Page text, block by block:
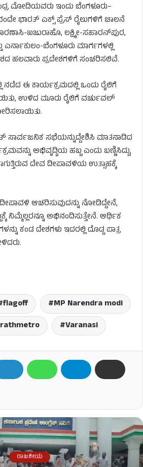
ಮೋದಿಯವರು ಇಂದು ಬೆಂಗಳೂರು–
ಭಾರತ್ ಎಕ್ಸ್​​​ಪ್ರೆಸ್ ರೈಲುಗಳಿಗೆ ಚಾಲನೆ
ಖಜುರಾಹೊ, ಲಕ್ಷ್ಮೀ-ಸಹಾರನ್‌ಪುರ,
ಬೆಂಗಳೂರು ಮಾರ್ಗಗಳಲ್ಲಿ
ಹಲವಾರು ಪ್ರದೇಶಗಳಿಗೆ ಸಂಚರಿಸಲಿವೆ.
ನಡೆದ ಈ ಕಾರ್ಯಕ್ರಮದಲ್ಲಿ ಒಂದು ರೈಲಿಗೆ
ಉಳಿದ ಮೂರು ರೈಲಿಗೆ ವರ್ಚುವಲ್
ಸಾರ್ವಜನಿಕ ಸಭೆಯನ್ನುದ್ದೇಶಿಸಿ ಮಾತನಾಡಿದ
ಅಭಿವೃದ್ಧಿಯ ಹಬ್ಬಎಂದು ಬಣ್ಣಿಸಿದ್ದು,
ದೇವ ದೀಪಾವಳಿಯ ಉತ್ಸಾಹಕ್ಕೆ
ಆಚರಿಸುವುದನ್ನು ನೋಡಿದ್ದೇನೆ,
ನಿಮ್ಮೆಲ್ಲರನ್ನೂ ಅಭಿನಂದಿಸುತ್ತೇನೆ. ಆರ್ಥಿಕ
ಕಂಡ ದೇಶಗಳು ಇದರಲ್ಲಿ ದೊಡ್ಡ ಪಾತ್ರ
flagoff
MP Narendra modi
Varanasi
ರಾಜಕೀಯ